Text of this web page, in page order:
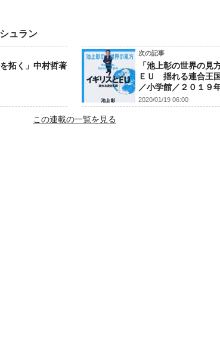
ュラン
拓く」中村哲著
次の記事
「池上彰の世界の見
ＥＵ 揺れる連合王
／小学館／２０１９
2020/01/19 06:00
この連載の一覧を見る